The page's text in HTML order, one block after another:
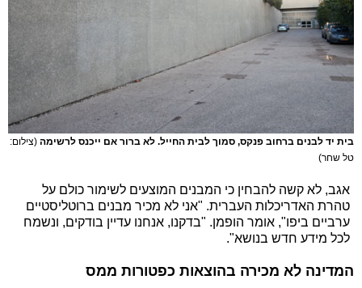
בית יד לבנים ברחוב פנקס, סמוך לבית החייל. לא ברור אם ייכנס לרשימה (צילום:
טל שחר)
אגב, לא קשה להבחין כי המבנים המוצעים לשימור כולם על
טהרת האדריכלות העברית. "אני לא מכיר מבנים ברוטליסטיים
ערביים ביפו", אומר הופמן. "בדקנו, אנחנו עדיין בודקים, ונשמח
לכל מידע חדש בנושא".
המדינה לא מכירה בהוצאות כפטורות ממס